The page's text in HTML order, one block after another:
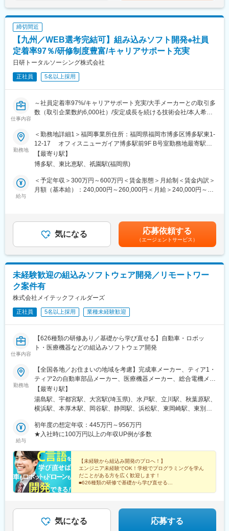
■常駐先の決め方：
上流～下流まで多くの案件を常時保有しており、その方の目指し
ているスキル習得と現在のレベルに応じて常駐先を決めることが
できるからです。
■キャリアアップ：
リクルートグループのノウハウを活かし、（1）生涯エンジニア
ながら就業先を選定します。
★その他★
エンジニアファーストの社風／入社後2年間、毎月3000円の支給
がございます。エンジニアの方へのフォローが充実しておりま
す。
■業務概要
「人材」×「製造」×「技術」にて、大手メーカー様の製造・技術
支援を行っている同社にて、組込みソフトウェア開発をご担当い
ただきます。
＼こんな方がご活躍されています！／
■フォロー体制
・EAP（Employee Assistance Program）
・キャリア支援「ソロフライトプラン」
実施研修など、さまざまな教育プログラムや研修システムがござ
います。
製造装置の制御ソフトウェア設計・開発業務、要件定義に基づい
たソフトウェア設計からプログラミング、テスト、実機デバッグ
等お任せします。
語/C++/Simulink//AUTOSAR/Flutter/Javascript/Python/Java/AWS
■案件例
◇宇宙・航空関連：航空機／ジェットエンジン用の制御回路シス
テム設計・開発
■当社の魅力
エンジニアの採用拡大まで行っている当社。社員・顧客・会社が
WIN・WIN・WINの関係を構築できる事業を行えることが魅力と
なります。
変更の範囲：会社の定める業務
締切間近
【九州／WEB選考完結可】組み込みソフト開発※社員
定着率97％/研修制度豊富/キャリアサポート充実
日研トータルソーシング株式会社
正社員 5名以上採用
仕事内容
～社員定着率97%/キャリアサポート充実/大手メーカーとの取引多
数（取引企業数約6,000社）/安定成長を続ける技術会社/本人希望
■業務内容：
自動車関連や家電・デジタル機器、工作機械・精密機械・航空
機・半導体関連、ロボット・宇宙等、多種多様な企業や職種のプ
ロジェクトにて、組み込み開発エンジニアとしてご活躍いただき
ます。ご経験内容によってはまず、研修プログラムを受けていた
だき一から身に着けていただくことも可能です。様々なプロジェ
クトをご経験いただき、エンジニアとしての市場価値を高め、生
同社の事業領域は幅広く「ものづくり」の上流から下流まで携わ
ることができます。一般的に公開されない新規プロジェクトや重
1981年の創業以来、自動車、エレクトロニクス、半導体などを中
心に、日本のモノづくりを支えてきました。現在は全国各地に営
業拠点を展開し、設計開発、実験評価業務や生産技術、設備保全
など、幅広い分野でサービスを提供。大手メーカーをはじめ、
6,000社以上の企業の取引実績もあります。当社が最も重要視して
いるのは、社員に対して良質な雇用環境を創出し、エンジニア満
足度No.1を実現することが、必ず顧客企業の満足につながると考
えています。
変更の範囲：会社の定める業務
勤務地
＜勤務地詳細1＞福岡事業所住所：福岡県福岡市博多区博多駅東1-
12-17 オフィスニューガイア博多駅前9F B号室勤務地最寄駅：
JR線／博多（筑紫口）駅受動喫煙対策：屋内全面禁煙＜勤務地詳
細2＞プロジェクト先（九州エリア）住所：福岡県、大分県、熊本
煙対策：屋内全面禁煙変更の範囲：会社の定める事業所
【最寄り駅】
博多駅、東比恵駅、祇園駅(福岡県)
給与
＜予定年収＞300万円～600万円＜賃金形態＞月給制＜賃金内訳＞
月額（基本給）：240,000円～260,000円＜月給＞240,000円～
考を通じて上下する可能性があります。月給(月額)は固定手当を含
めた表記です。
気になる 応募依頼する
（エージェントサービス）
未経験歓迎の組込みソフトウェア開発／リモートワー
ク案件有
株式会社メイテックフィルダーズ
正社員 5名以上採用 業種未経験歓迎
仕事内容
【626種類の研修あり／基礎から学び直せる】自動車・ロボッ
ト・医療機器などの組込みソフトウェア開発
勤務地
【全国各地／お住まいの地域を考慮】完成車メーカー、ティア1・
ティア2の自動車部品メーカー、医療機器メーカー、総合電機メー
カー、半導体製造装置メーカーなど当社取引先の拠点（東北・関
東・中部・東海・関西・九州を中心に全国各地）※派遣先企業にて
就業（事業所・拠点については下記「勤務地一覧」を参照くださ
署及び各拠点等、当社の定める場所。詳細は就業条件明示書に記
載。■経験者採用のうち希望勤務地エリアの営業所に配属された割
場合は会社にて寮・社宅を用意いたします。【受動喫煙対策】当
社拠点：各事業所で対策あり派遣先 ：各社規定に則る
【最寄り駅】
湯島駅、宇都宮駅、大宮駅(埼玉県)、水戸駅、立川駅、秋葉原駅、
横浜駅、本厚木駅、岡谷駅、静岡駅、浜松駅、東岡崎駅、東別院
駅(阪神)、広島駅、祇園駅(福岡県)、花畑町駅、上野広小路駅、岩
本町駅、神奈川駅、近鉄四日市駅、京都駅、末広町駅(東京都)、反
給与
初年度の想定年収：445万円～956万円
★入社時に100万円以上の年収UP例が多数
【未経験から組込み開発のプロへ！】
エンジニア未経験でOK！学校でプログラミングを学ん
だことがある方を広く歓迎します！
■626種類の研修で基礎から学び直せる
気になる 応募する